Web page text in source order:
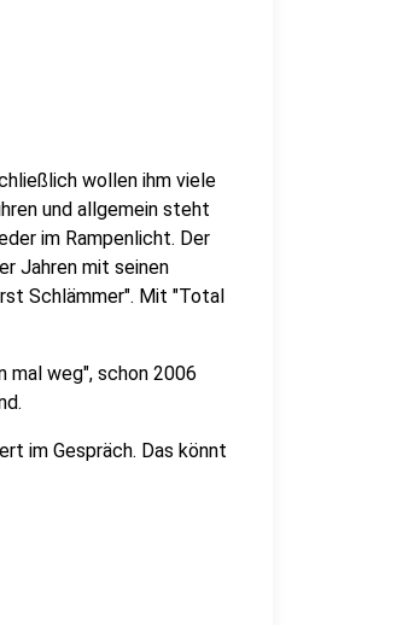
wollen ihm viele
und allgemein steht
im Rampenlicht. Der
Jahren mit seinen
Schlämmer". Mit "Total
mal weg", schon 2006
im Gespräch. Das könnt